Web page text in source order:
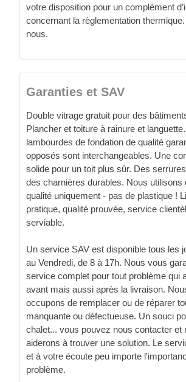
votre disposition pour un complément
concernant la règlementation
nous.
Garanties et SAV
Double vitrage gratuit pour des
Plancher et toiture à rainure et
lambourdes de fondation de qualité
opposés sont interchangeables. Une
solide pour un toit plus sûr. Des
des charnières durables. Nous utilisons
qualité uniquement - pas de plastique !
pratique, qualité prouvée, service
serviable.
Un service SAV est disponible tous les
au Vendredi, de 8 à 17h. Nous vous
service complet pour tout problème qui
avant mais aussi après la livraison.
occupons de remplacer ou de réparer
manquante ou défectueuse. Un souci
chalet... vous pouvez nous contacter et
aiderons à trouver une solution. Le
et à votre écoute peu importe
problème.